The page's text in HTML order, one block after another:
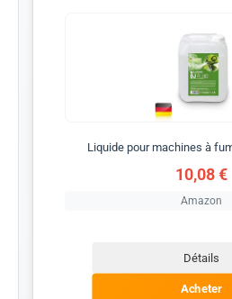
Liquide pour machines à
10,08 €
Amazon
Détails
Acheter